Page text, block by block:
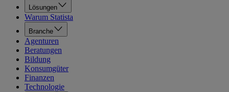
Lösungen
Warum Statista
Branche
Agenturen
Beratungen
Bildung
Konsumgüter
Finanzen
Technologie